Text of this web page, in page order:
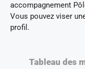
accompagnement
Vous pouvez viser
profil.
Tableau des